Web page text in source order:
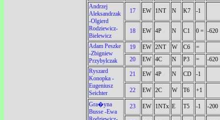
Andrzej
Aleksandrzak
-Olgierd
Rodziewicz-
Bielewicz
17 EW 1NT N K7 -1
18 EW 4P N C1 0 = -620
Adam Peszke
-Zbigniew
Przybylczak
19 EW 2NT W C6
=
20
EW 4C N P3 =
-620
Ryszard
Konopka -
Eugeniusz
Seichter
21 EW 4P N CD -1
22 EW 2C W T6 +1
Gra�yna
Busse -Ewa
23 EW 1NTx E T5 -1 -200